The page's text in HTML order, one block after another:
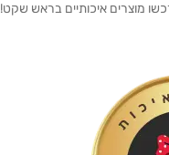
מוצרים איכותיים בראש שקט!